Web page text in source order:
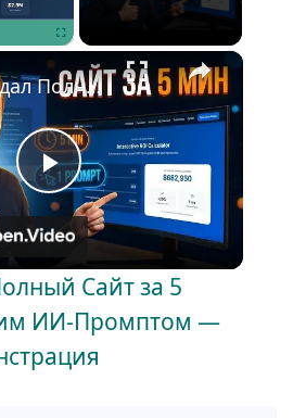
×
P
l
a
🤖 Я Создал Полный Сайт за 5 Минут с Одним ИИ-Промптом — Живая Демонстрация
Сайт за 5
ИИ-Промптом —